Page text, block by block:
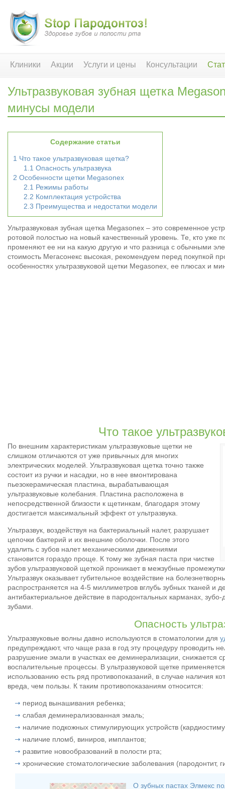
Клиники Акции Услуги и цены Консультации
Ультразвуковая зубная щетка
минусы модели
Содержание статьи
1 Что такое ультразвуковая щетка?
1.1 Опасность ультразвука
2 Особенности щетки Megasonex
2.1 Режимы работы
2.2 Комплектация устройства
2.3 Преимущества и недостатки модели
Ультразвуковая зубная щетка Megasonex – это современное
ротовой полостью на новый качественный уровень. Те, кто уже
променяют ее ни на какую другую и что разница с обычными
стоимость Мегасонекс высокая, рекомендуем перед покупкой
особенностях ультразвуковой щетки Megasonex, ее плюсах и
Что такое
По внешним характеристикам ультразвуковые щетки не
слишком отличаются от уже привычных для многих
электрических моделей. Ультразвуковая щетка точно также
состоит из ручки и насадки, но в нее вмонтирована
пьезокерамическая пластина, вырабатывающая
ультразвуковые колебания. Пластина расположена в
непосредственной близости к щетинкам, благодаря этому
достигается максимальный эффект от ультразвука.
Ультразвук, воздействуя на бактериальный налет, разрушает
цепочки бактерий и их внешние оболочки. После этого
удалить с зубов налет механическими движениями
становится гораздо проще. К тому же зубная паста при чистке
зубов ультразвуковой щеткой проникает в межзубные
Ультразвук оказывает губительное воздействие на
распространяется на 4-5 миллиметров вглубь зубных тканей и
антибактериальное действие в пародонтальных карманах,
зубами.
Опасность
Ультразвуковые волны давно используются в стоматологии для
предупреждают, что чаще раза в год эту процедуру проводить
разрушение эмали в участках ее деминерализации, снижается
воспалительные процессы. В ультразвуковой щетке
использованию есть ряд противопоказаний, в случае наличия
вреда, чем пользы. К таким противопоказаниям относится:
период вынашивания ребенка;
слабая деминерализованная эмаль;
наличие подкожных стимулирующих устройств
наличие пломб, виниров, имплантов;
развитие новообразований в полости рта;
хронические стоматологические заболевания (пародонтит,
О зубных пастах Элмекс